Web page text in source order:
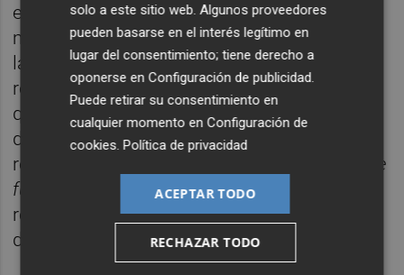
eventos empresariales, así como
macroeconómicas, capaces de aprovechar
las diferencias de crecimiento entre
regiones. También hay que tener en cuenta
que los bonos ya no proporcionan
diversificación, siendo su correlación con la
renta variable positiva. Al respecto los
hedge
funds
y las inversiones alternativas
representan una manera de obtener
diversificación.
solo a este sitio web. Algunos proveedores
pueden basarse en el interés legítimo en
lugar del consentimiento; tiene derecho a
oponerse enConfiguración de publicidad
Puede retirar su consentimiento en
cualquier momento enConfiguración de
cookies .Política de privacidad
ACEPTAR TODO
RECHAZAR TODO